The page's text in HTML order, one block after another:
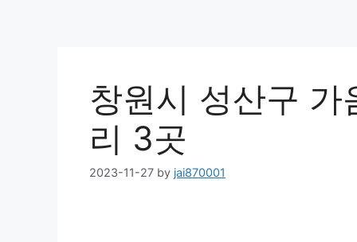
창원시 성산구
리 3곳
2023-11-27 by jai870001